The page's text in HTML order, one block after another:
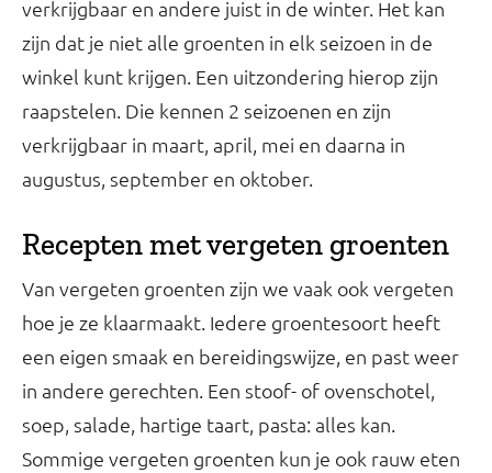
verkrijgbaar en andere juist in de winter. Het kan
zijn dat je niet alle groenten in elk seizoen in de
winkel kunt krijgen. Een uitzondering hierop zijn
raapstelen. Die kennen 2 seizoenen en zijn
verkrijgbaar in maart, april, mei en daarna in
augustus, september en oktober.
Recepten met vergeten groenten
Van vergeten groenten zijn we vaak ook vergeten
hoe je ze klaarmaakt. Iedere groentesoort heeft
een eigen smaak en bereidingswijze, en past weer
in andere gerechten. Een stoof- of ovenschotel,
soep, salade, hartige taart, pasta: alles kan.
Sommige vergeten groenten kun je ook rauw eten